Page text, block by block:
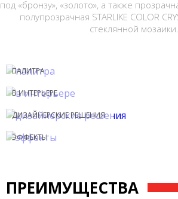
под «бронзу», «золото», а также
полупрозрачная STARLIKE COLOR
стеклянной мозаики.
ПАЛИТРА
В ИНТЕРЬЕРЕ
ДИЗАЙНЕРСКИЕ РЕШЕНИЯ
ЭФФЕКТЫ
ПРЕИМУЩЕСТВА